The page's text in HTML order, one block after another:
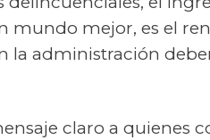
mundo mejor, es el
la administración
claro a quienes